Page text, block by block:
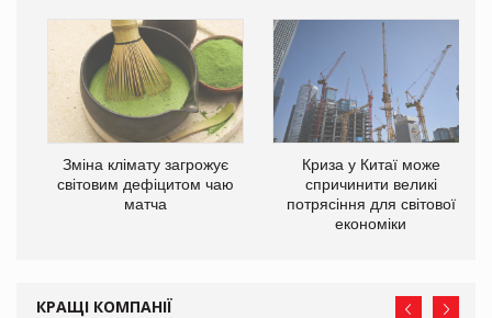
Зміна клімату загрожує
світовим дефіцитом чаю
матча
Криза у Китаї може
спричинити великі
потрясіння для світової
економіки
КРАЩІ КОМПАНІЇ